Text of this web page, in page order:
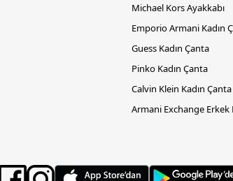
Michael Kors Ayakkabı
Emporio Armani Kadın
Guess Kadın Çanta
Pinko Kadın Çanta
Calvin Klein Kadın Çanta
Armani Exchange